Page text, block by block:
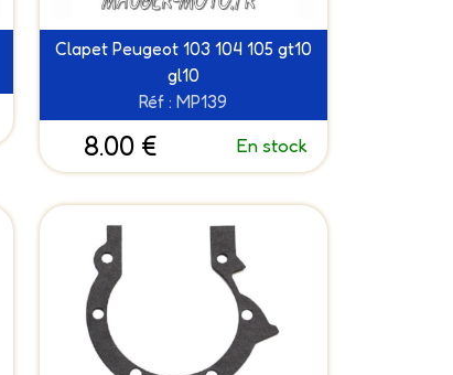
Clapet Peugeot 103 104 105 gt10
gl10
Réf : MP139
8.00 € En stock